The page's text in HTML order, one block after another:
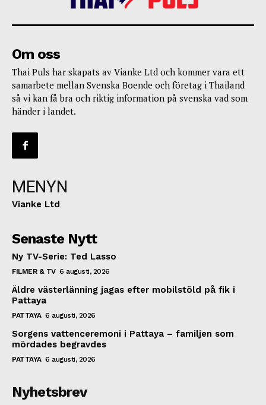
Om oss
Thai Puls har skapats av Vianke Ltd och kommer vara ett
samarbete mellan Svenska Boende och företag i Thailand
så vi kan få bra och riktig information på svenska vad som
händer i landet.
MENYN
Vianke Ltd
Senaste Nytt
Ny TV-Serie: Ted Lasso
FILMER & TV 6 augusti, 2026
Äldre västerlänning jagas efter mobilstöld på fik i
Pattaya
PATTAYA 6 augusti, 2026
Sorgens vattenceremoni i Pattaya – familjen som
mördades begravdes
PATTAYA 6 augusti, 2026
Nyhetsbrev